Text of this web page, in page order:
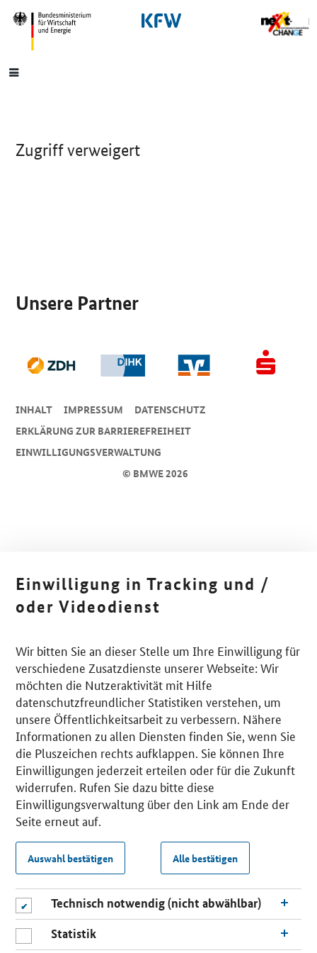
SrOnlyNavigation
Hauptmenü
Zugriff verweigert
Unsere Partner
© BMWE 2026
INHALT IMPRESSUM
DA­TEN­SCHUTZ
ERKLÄRUNG ZUR BARRIEREFREIHEIT
EINWILLIGUNGSVERWALTUNG
Einwilligung in Tracking und /
oder Videodienst
Wir bitten Sie an dieser Stelle um Ihre Einwilligung für
verschiedene Zusatzdienste unserer Webseite: Wir
möchten die Nutzeraktivität mit Hilfe
datenschutzfreundlicher Statistiken verstehen, um
unsere Öffentlichkeitsarbeit zu verbessern. Nähere
Informationen zu allen Diensten finden Sie, wenn Sie
die Pluszeichen rechts aufklappen. Sie können Ihre
Einwilligungen jederzeit erteilen oder für die Zukunft
widerrufen. Rufen Sie dazu bitte diese
Einwilligungsverwaltung über den Link am Ende der
Seite erneut auf.
Auswahl bestätigen Alle bestätigen
Technisch notwendig (nicht abwählbar)
Statistik